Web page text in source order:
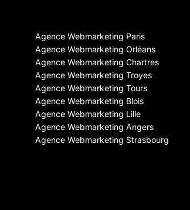
Agence Webmarketing Paris
Agence Webmarketing Orléans
Agence Webmarketing Chartres
Agence Webmarketing Troyes
Agence Webmarketing Tours
Agence Webmarketing Blois
Agence Webmarketing Lille
Agence Webmarketing Angers
Agence Webmarketing Strasbourg